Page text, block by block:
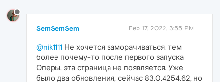
SemSemSem Feb 17, 2022, 3:55 PM
@nik1111 Не хочется заморачиваться, тем
более почему-то после первого запуска
Оперы, эта страница не появляется. Уже
было два обновления, сейчас 83.0.4254.62, но